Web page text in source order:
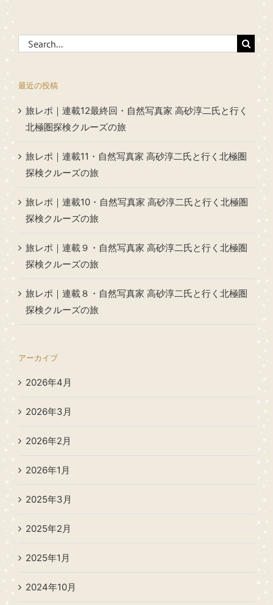
Search
for:
最近の投稿
旅レポ｜連載12最終回・自然写真家 高砂淳二氏と行く
北極圏探検クルーズの旅
旅レポ｜連載11・自然写真家 高砂淳二氏と行く北極圏
探検クルーズの旅
旅レポ｜連載10・自然写真家 高砂淳二氏と行く北極圏
探検クルーズの旅
旅レポ｜連載９・自然写真家 高砂淳二氏と行く北極圏
探検クルーズの旅
旅レポ｜連載８・自然写真家 高砂淳二氏と行く北極圏
探検クルーズの旅
アーカイブ
2026年4月
2026年3月
2026年2月
2026年1月
2025年3月
2025年2月
2025年1月
2024年10月